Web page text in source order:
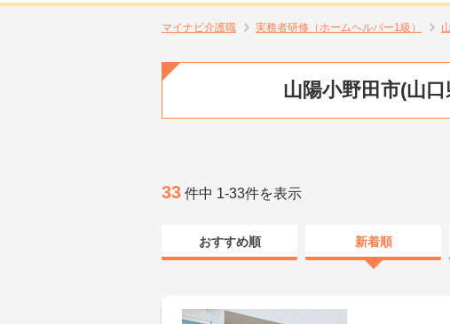
マイナビ介護職 実務者研修（ホームヘルパー1級）
山陽小野田市(山
33 件中 1-33件を表示
おすすめ順 新着順